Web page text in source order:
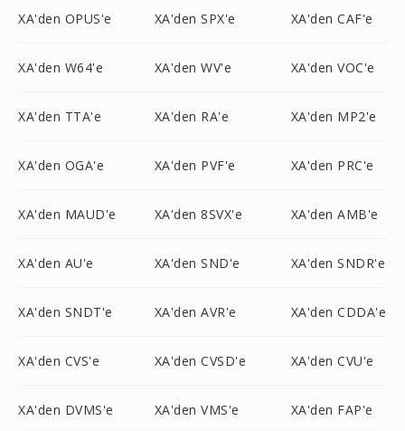
XA'den OPUS'e XA'den SPX'e XA'den CAF'e
XA'den W64'e XA'den WV'e XA'den VOC'e
XA'den TTA'e XA'den RA'e XA'den MP2'e
XA'den OGA'e XA'den PVF'e XA'den PRC'e
XA'den MAUD'e XA'den 8SVX'e XA'den AMB'e
XA'den AU'e XA'den SND'e XA'den SNDR'e
XA'den SNDT'e XA'den AVR'e XA'den CDDA'e
XA'den CVS'e XA'den CVSD'e XA'den CVU'e
XA'den DVMS'e XA'den VMS'e XA'den FAP'e